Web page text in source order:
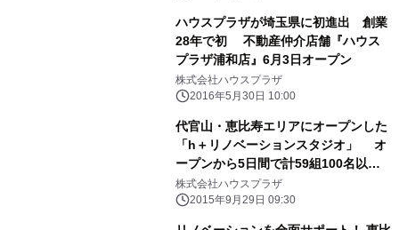
ハウスプラザが埼玉県に初進出 創業
28年で初 不動産仲介店舗『ハウス
プラザ浦和店』6月3日オープン
株式会社ハウスプラザ
2016年5月30日 10:00
代官山・恵比寿エリアにオープンした
「h＋リノベーションスタジオ」 オ
ープンから5日間で計59組100名以上
のリノベ検討者が来店
株式会社ハウスプラザ
2015年9月29日 09:30